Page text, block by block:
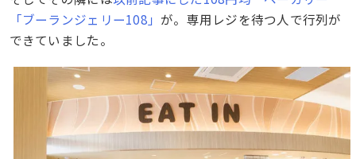
「ブーランジェリー108」 が。専用レジを待つ人で行列が
できていました。